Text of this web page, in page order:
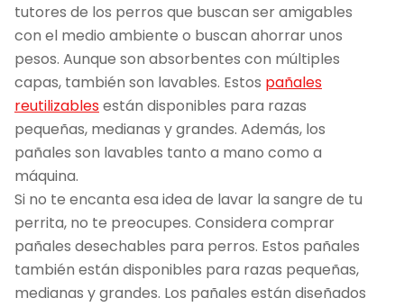
tutores de los perros que buscan ser amigables
con el medio ambiente o buscan ahorrar unos
pesos. Aunque son absorbentes con múltiples
capas, también son lavables. Estos pañales
reutilizablesestán disponibles para razas
pequeñas, medianas y grandes. Además, los
pañales son lavables tanto a mano como a
máquina.
Si no te encanta esa idea de lavar la sangre de tu
perrita, no te preocupes. Considera comprar
pañales desechables para perros. Estos pañales
también están disponibles para razas pequeñas,
medianas y grandes. Los pañales están diseñados